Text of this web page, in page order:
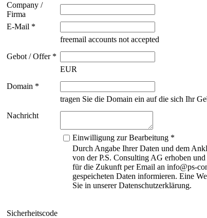
Company /
Firma
E-Mail *
freemail accounts not accepted
Gebot / Offer *
EUR
Domain *
tragen Sie die Domain ein auf die sich Ihr
Nachricht
Einwilligung zur Bearbeitung *
Durch Angabe Ihrer Daten und dem
von der P.S. Consulting AG erhoben
für die Zukunft per Email an info@ps-
gespeicheten Daten informieren. Eine
Sie in unserer Datenschutzerklärung.
Sicherheitscode